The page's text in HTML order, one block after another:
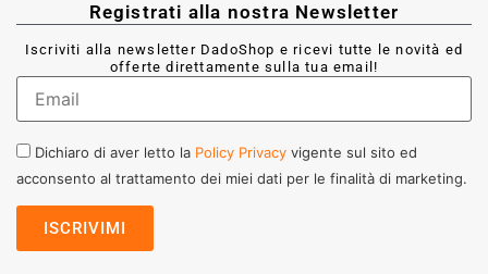
Registrati alla nostra Newsletter
Iscriviti alla newsletter DadoShop e ricevi tutte le novità ed
offerte direttamente sulla tua email!
Dichiaro di aver letto la Policy Privacy vigente sul sito ed
acconsento al trattamento dei miei dati per le finalità di marketing.